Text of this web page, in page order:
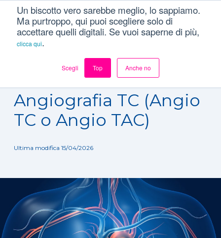
Un biscotto vero sarebbe meglio, lo sappiamo.
Ma purtroppo, qui puoi scegliere solo di
accettare quelli digitali. Se vuoi saperne di più,
clicca qui.
Scegli Top Anche no
Esami/Angiografia TC (Angio TC o Angio TAC)
Angiografia TC (Angio
TC o Angio TAC)
Ultima modifica 15/04/2026